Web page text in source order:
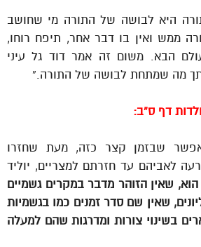
היא לבושה של התורה מי שחושב
ממש ואין בו דבר אחר, תיפח רוחו,
הבא. משום זה אמר דוד גל עיני
מה שמתחת לבושה של התורה.”
דף ס”ב:
אפשר שבזמן קצר כזה, מעת שחזרו
לאביהם עד חזרתם למצריים, יוליד
שאין הזוהר מדבר במקרים גשמיים
שאין שם סדר זמנים כמו בגשמיות
בשינוי צורות ומדרגות שהם למעלה